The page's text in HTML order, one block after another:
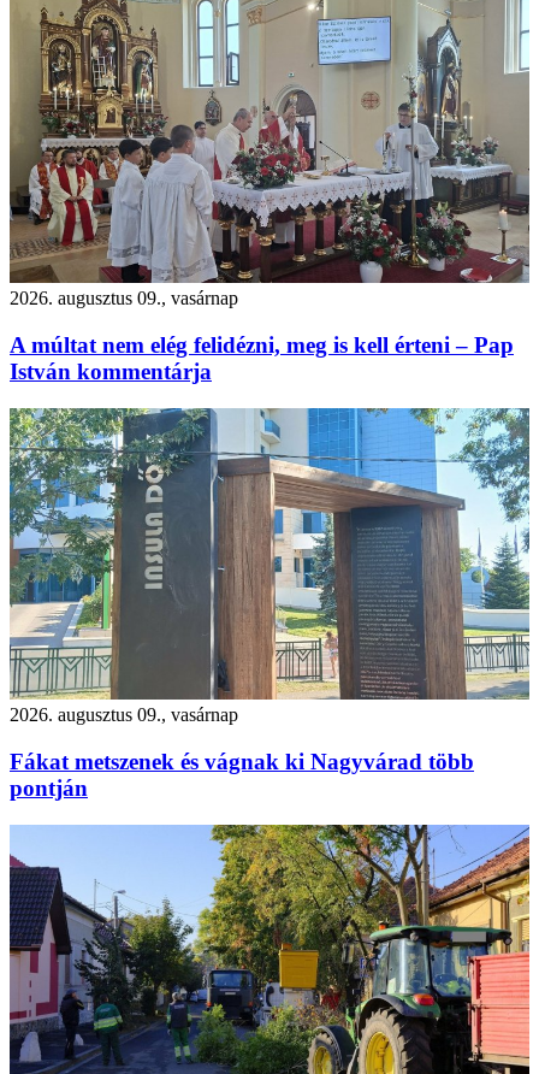
2026. augusztus 09., vasárnap
A múltat nem elég felidézni, meg is kell érteni – Pap
István kommentárja
2026. augusztus 09., vasárnap
Fákat metszenek és vágnak ki Nagyvárad több
pontján